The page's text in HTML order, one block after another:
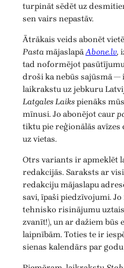
turpināt sēdēt uz
sen vairs nepastāv.
Ātrākais veids abonēt
PastamājaslapāAbone.lv,
tad noformējot
droši ka nebūs sajūsmā —
laikrakstu uz jebkuru
Latgales Laikspienāks
mīnusi. Jo abonējot caur
tiktu pie reģionālās
uz vietas.
Otrs variants ir apmeklēt
redakcijās. Saraksts ar
redakciju mājaslapu
savi, īpaši piedzīvojumi.
tehnisko risinājumu
zvanīt!), un ar dažiem būs
laipnībām. Toties te ir
sienas kalendārs par